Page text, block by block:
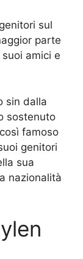
sul
parte
amici e
sin dalla
sostenuto
famoso
genitori
sua
nazionalità